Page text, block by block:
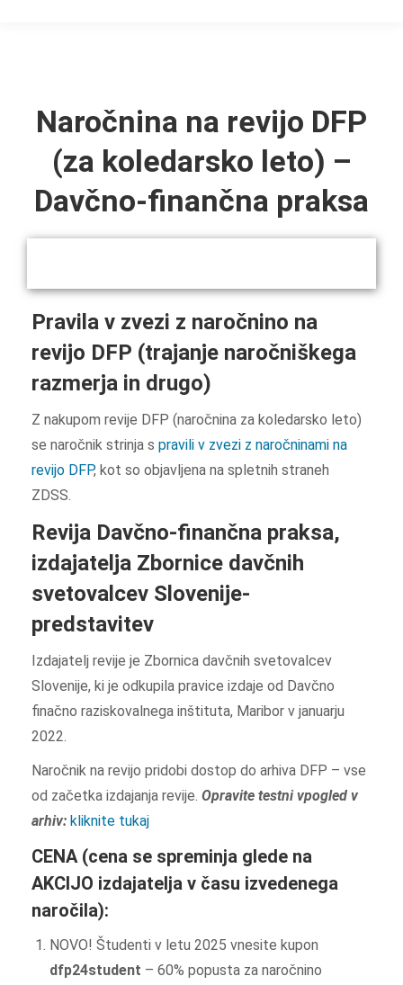
Naročnina na revijo DFP
(za koledarsko leto) –
Davčno-finančna praksa
Pravila v zvezi z naročnino na
revijo DFP (trajanje naročniškega
razmerja in drugo)
Z nakupom revije DFP (naročnina za koledarsko leto)
se naročnik strinja s pravili v zvezi z naročninami na
revijo DFP, kot so objavljena na spletnih straneh
ZDSS.
Revija Davčno-finančna praksa,
izdajatelja Zbornice davčnih
svetovalcev Slovenije-
predstavitev
Izdajatelj revije je Zbornica davčnih svetovalcev
Slovenije, ki je odkupila pravice izdaje od Davčno
finačno raziskovalnega inštituta, Maribor v januarju
2022.
Naročnik na revijo pridobi dostop do arhiva DFP – vse
od začetka izdajanja revije. Opravite testni vpogled v
arhiv: kliknite tukaj
CENA (cena se spreminja glede na
AKCIJO izdajatelja v času izvedenega
naročila):
NOVO! Študenti v letu 2025 vnesite kupon
dfp24student – 60% popusta za naročnino